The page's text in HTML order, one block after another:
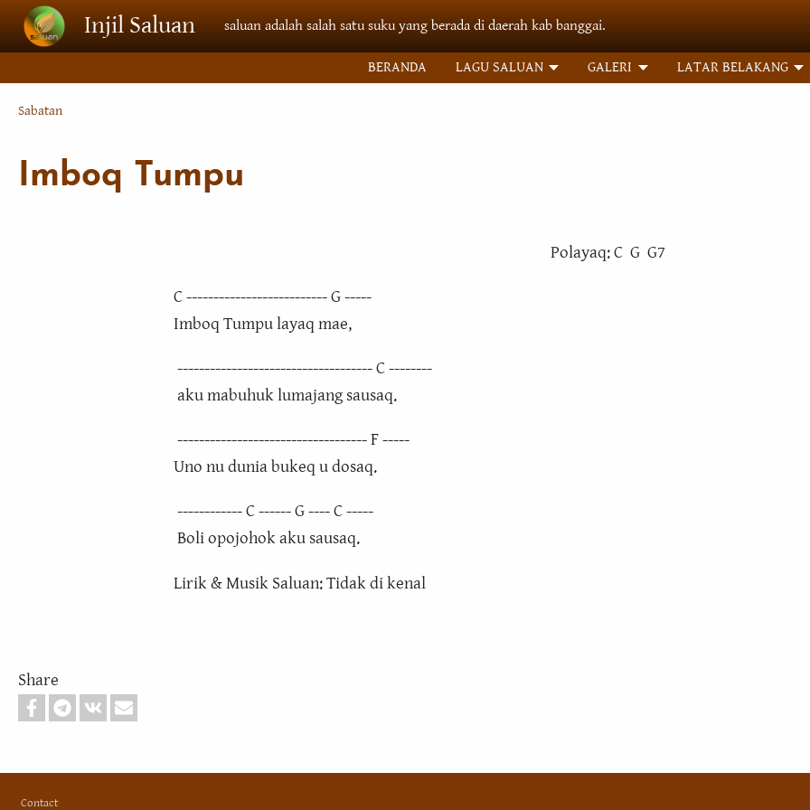
Skip to main contentInjil Saluan saluan adalah salah satu suku yang berada di daerah kab banggai.
BERANDA LAGU SALUAN GALERI LATAR BELAKANG
Breadcrumb
Sabatan
Imboq Tumpu
Polayaq: C G G7
C -------------------------- G -----
Imboq Tumpu layaq mae,
------------------------------------ C --------
aku mabuhuk lumajang sausaq.
----------------------------------- F -----
Uno nu dunia bukeq u dosaq.
------------ C ------ G ---- C -----
Boli opojohok aku sausaq.
Lirik & Musik Saluan: Tidak di kenal
Share
Contact